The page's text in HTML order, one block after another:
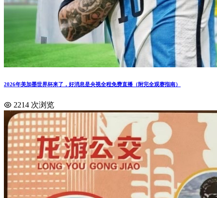
2026年美加墨世界杯来了，好消息是央视全程免费直播（附完全观赛指南）
2214 次浏览